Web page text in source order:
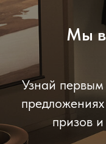
Мы в
Узнай
призов